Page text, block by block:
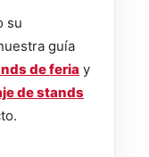
su
guía
de feria y
de stands